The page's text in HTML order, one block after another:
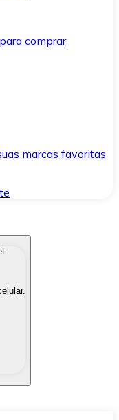
comprar
marcas favoritas
interesse de forma
moeda fiduciária